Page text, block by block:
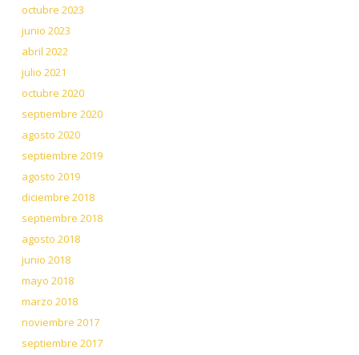
octubre 2023
junio 2023
abril 2022
julio 2021
octubre 2020
septiembre 2020
agosto 2020
septiembre 2019
agosto 2019
diciembre 2018
septiembre 2018
agosto 2018
junio 2018
mayo 2018
marzo 2018
noviembre 2017
septiembre 2017